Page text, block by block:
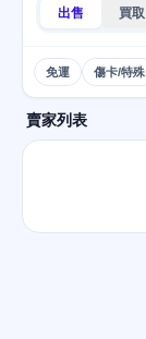
出售 買取
免運 傷卡/特殊
賣家列表